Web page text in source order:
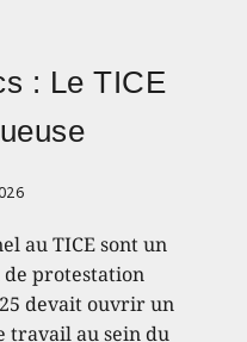
: Le TICE
au TICE sont un
de protestation
devait ouvrir un
travail au sein du